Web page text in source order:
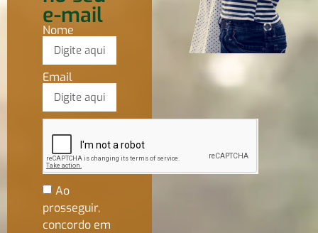
e-mail
Nome
Email
Ao
prosseguir,
concordo em